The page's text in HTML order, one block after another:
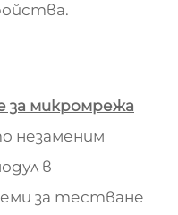
за микромрежа
незаменим
в
за тестване